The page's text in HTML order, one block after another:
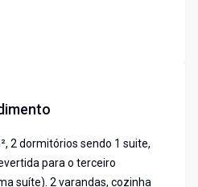
2 dormitórios sendo 1 suite,
para o terceiro
suíte). 2 varandas, cozinha